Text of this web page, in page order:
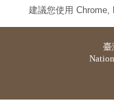
建議您使用 Chrome,
臺